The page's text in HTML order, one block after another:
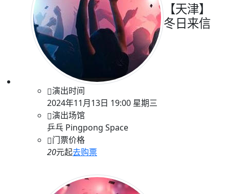
【天津】
冬日来信
演出时间
2024年11月13日 19:00 星期三
演出场馆
乒乓 Pingpong Space
门票价格
20元起去购票